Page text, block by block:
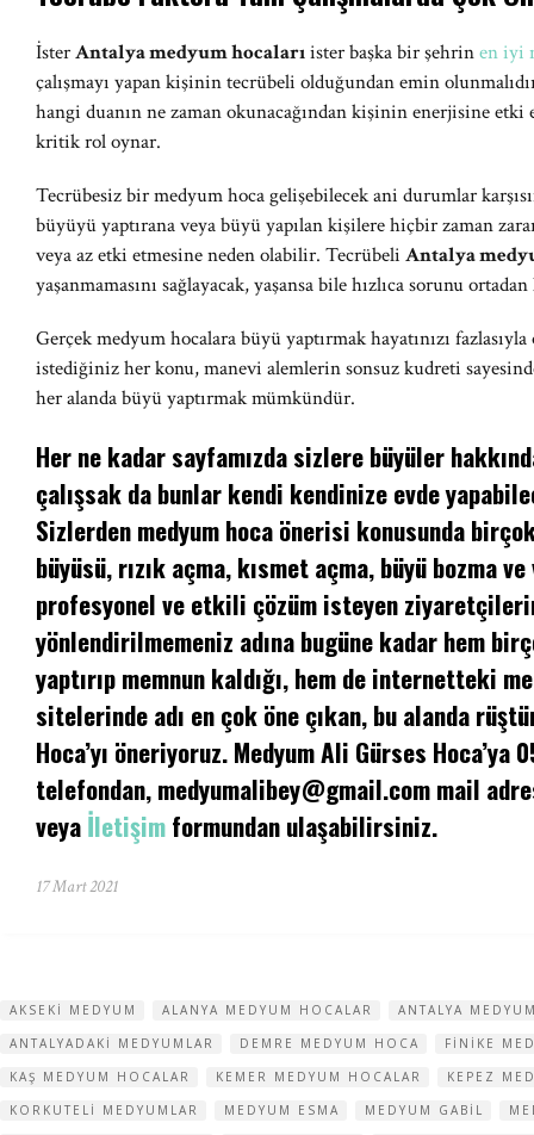
İsterAntalya medyum hocalarıister başka bir şehrinen iyi
çalışmayı yapan kişinin tecrübeli olduğundan emin
hangi duanın ne zaman okunacağından kişinin enerjisine etki
kritik rol oynar.
Tecrübesiz bir medyum hoca gelişebilecek ani durumlar
büyüyü yaptırana veya büyü yapılan kişilere hiçbir zaman
veya az etki etmesine neden olabilir. Tecrübeli Antalya
yaşanmamasını sağlayacak, yaşansa bile hızlıca sorunu
Gerçek medyum hocalara büyü yaptırmak hayatınızı
istediğiniz her konu, manevi alemlerin sonsuz kudreti
her alanda büyü yaptırmak mümkündür.
Her ne kadar sayfamızda sizlere büyüler
çalışsak da bunlar kendi kendinize evde
Sizlerden medyum hoca önerisi konusunda
büyüsü, rızık açma, kısmet açma, büyü bozma
profesyonel ve etkili çözüm isteyen
yönlendirilmemeniz adına bugüne kadar hem
yaptırıp memnun kaldığı, hem de internetteki
sitelerinde adı en çok öne çıkan, bu alanda
Hoca’yı öneriyoruz. Medyum Ali Gürses Hoca’ya
telefondan,medyumalibey@gmail.commail
veyaİletişimformundan ulaşabilirsiniz.
17 Mart 2021
AKSEKI MEDYUM ALANYA MEDYUM HOCALAR
ANTALYA
ANTALYADAKI MEDYUMLAR
DEMRE MEDYUM HOCA
FINIKE
KAŞ MEDYUM HOCALAR
KEMER MEDYUM HOCALAR
KEPEZ
KORKUTELI MEDYUMLAR
MEDYUM ESMA MEDYUM GABIL